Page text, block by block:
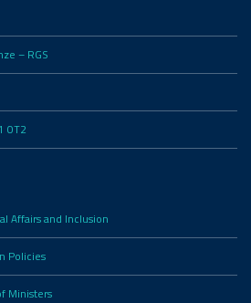
– RGS
OT2
Affairs and Inclusion
Policies
Ministers